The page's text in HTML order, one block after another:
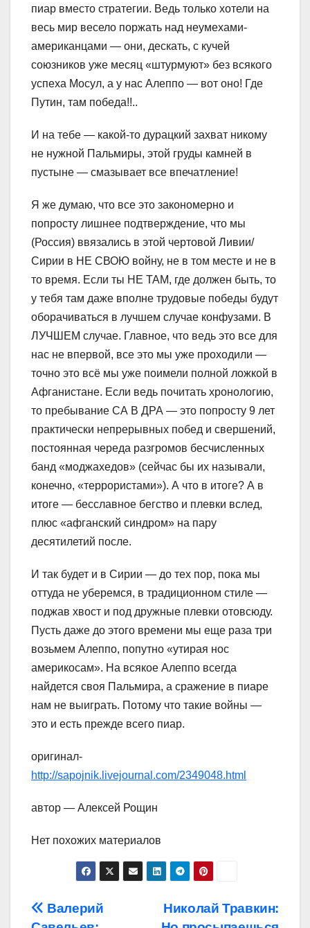
пиар вместо стратегии. Ведь только хотели на
весь мир весело поржать над неумехами-
американцами — они, дескать, с кучей
союзников уже месяц «штурмуют» без всякого
успеха Мосул, а у нас Алеппо — вот оно! Где
Путин, там победа!!..
И на тебе — какой-то дурацкий захват никому
не нужной Пальмиры, этой груды камней в
пустыне — смазывает все впечатление!
Я же думаю, что все это закономерно и
попросту лишнее подтверждение, что мы
(Россия) ввязались в этой чертовой Ливии/
Сирии в НЕ СВОЮ войну, не в том месте и не в
то время. Если ты НЕ ТАМ, где должен быть, то
у тебя там даже вполне трудовые победы будут
оборачиваться в лучшем случае конфузами. В
ЛУЧШЕМ случае. Главное, что ведь это все для
нас не впервой, все это мы уже проходили —
точно это всё мы уже поимели полной ложкой в
Афганистане. Если ведь почитать хронологию,
то пребывание СА В ДРА — это попросту 9 лет
практически непрерывных побед и свершений,
постоянная череда разгромов бесчисленных
банд «моджахедов» (сейчас бы их называли,
конечно, «террористами»). А что в итоге? А в
итоге — бесславное бегство и плевки вслед,
плюс «афганский синдром» на пару
десятилетий после.
И так будет и в Сирии — до тех пор, пока мы
оттуда не уберемся, в традиционном стиле —
поджав хвост и под дружные плевки отовсюду.
Пусть даже до этого времени мы еще раза три
возьмем Алеппо, попутно «утирая нос
америкосам». На всякое Алеппо всегда
найдется своя Пальмира, а сражение в пиаре
нам не выиграть. Потому что такие войны —
это и есть прежде всего пиар.
оригинал-
http://sapojnik.livejournal.com/2349048.html
автор — Алексей Рощин
Нет похожих материалов
Навигация
Николай Травкин:
Валерий